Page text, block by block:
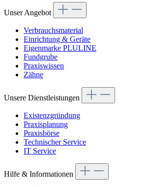
Unser Angebot
Verbrauchsmaterial
Einrichtung & Geräte
Eigenmarke PLULINE
Fundgrube
Praxiswissen
Zähne
Unsere Dienstleistungen
Existenzgründung
Praxisplanung
Praxisbörse
Technischer Service
IT Service
Hilfe & Informationen